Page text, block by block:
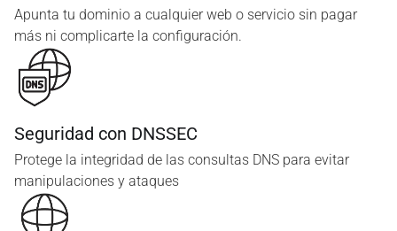
Apunta tu dominio a cualquier web o servicio sin pagar
más ni complicarte la configuración.
Seguridad con DNSSEC
Protege la integridad de las consultas DNS para evitar
manipulaciones y ataques